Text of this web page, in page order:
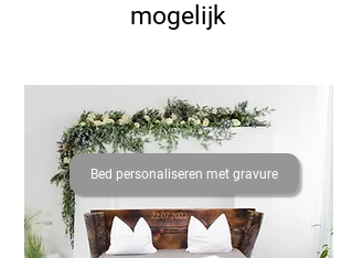
mogelijk
Bed personaliseren met gravure